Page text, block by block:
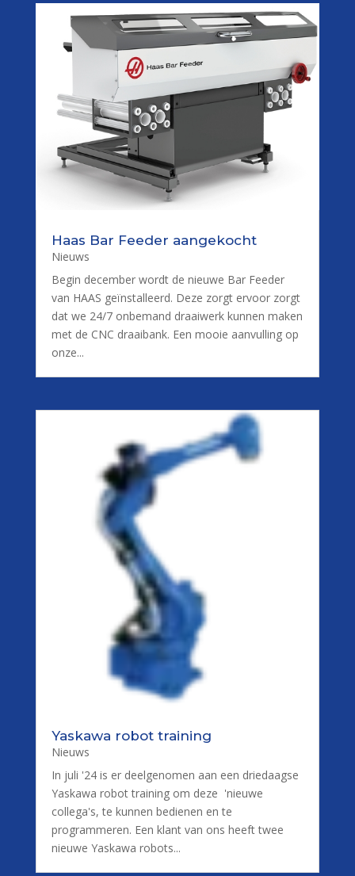
Haas Bar Feeder aangekocht
Nieuws
Begin december wordt de nieuwe Bar Feeder
van HAAS geïnstalleerd. Deze zorgt ervoor zorgt
dat we 24/7 onbemand draaiwerk kunnen maken
met de CNC draaibank. Een mooie aanvulling op
onze...
Yaskawa robot training
Nieuws
In juli '24 is er deelgenomen aan een driedaagse
Yaskawa robot training om deze 'nieuwe
collega's, te kunnen bedienen en te
programmeren. Een klant van ons heeft twee
nieuwe Yaskawa robots...